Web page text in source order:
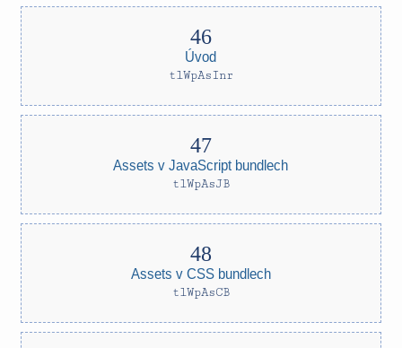
Úvod
tlWpAsInr
Assets v JavaScript bundlech
tlWpAsJB
Assets v CSS bundlech
tlWpAsCB